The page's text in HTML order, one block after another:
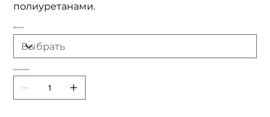
полиуретанами.
Длинна
Количество